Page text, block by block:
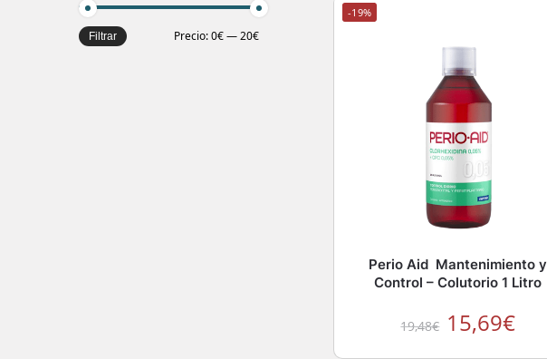
-19%
Perio Aid Mantenimiento y
Control – Colutorio 1 Litro
19,48€ 15,69€
Filtrar Precio:0€—20€